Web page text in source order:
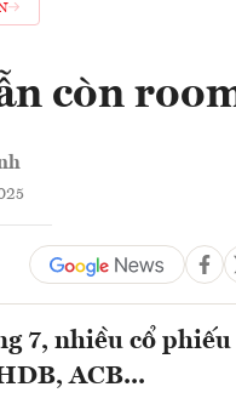
còn
7, nhiều cổ phiếu
ACB...